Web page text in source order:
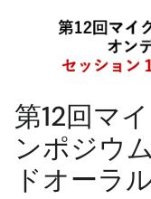
第12回マ
ンポジウ
ドオーラ